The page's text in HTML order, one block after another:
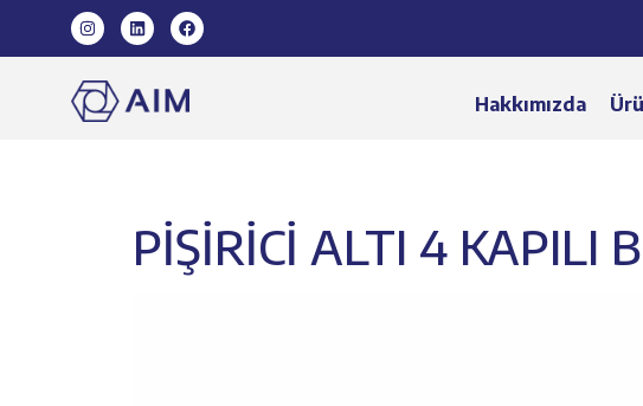
Hakkımızda
PİŞİRİCİ ALTI 4 KAPILI